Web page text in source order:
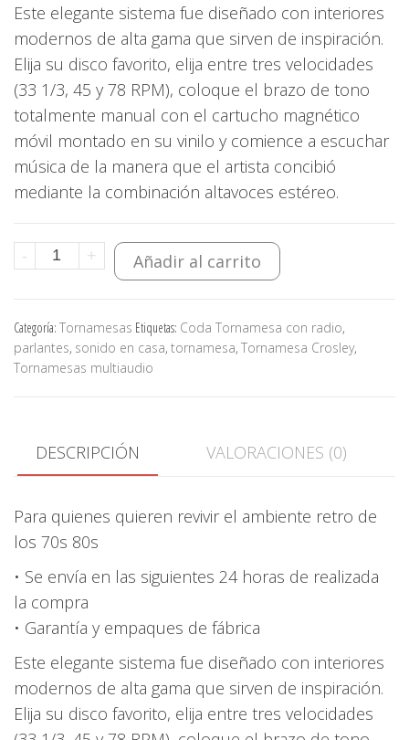
Este elegante sistema fue diseñado con interiores
modernos de alta gama que sirven de inspiración.
Elija su disco favorito, elija entre tres velocidades
(33 1/3, 45 y 78 RPM), coloque el brazo de tono
totalmente manual con el cartucho magnético
móvil montado en su vinilo y comience a escuchar
música de la manera que el artista concibió
mediante la combinación altavoces estéreo.
-
Crosley
de
Sonido
+ Añadir al carrito
Categoría: Tornamesas Etiquetas: Coda Tornamesa con radio,
parlantes, sonido en casa, tornamesa, Tornamesa Crosley,
Tornamesas multiaudio
DESCRIPCIÓN VALORACIONES (0)
Para quienes quieren revivir el ambiente retro de
los 70s 80s
• Se envía en las siguientes 24 horas de realizada
la compra
• Garantía y empaques de fábrica
Este elegante sistema fue diseñado con interiores
modernos de alta gama que sirven de inspiración.
Elija su disco favorito, elija entre tres velocidades